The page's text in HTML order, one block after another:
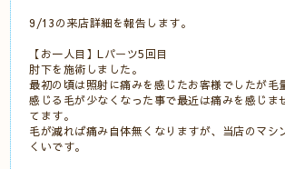
9/13の来店詳細を報告します。
【お一人目】Lパーツ5回目
肘下を施術しました。
最初の頃は照射に痛みを感じたお客様でしたが毛
感じる毛が少なくなった事で最近は痛みを感じま
てます。
毛が減れば痛み自体無くなりますが、当店のマシ
くいです。